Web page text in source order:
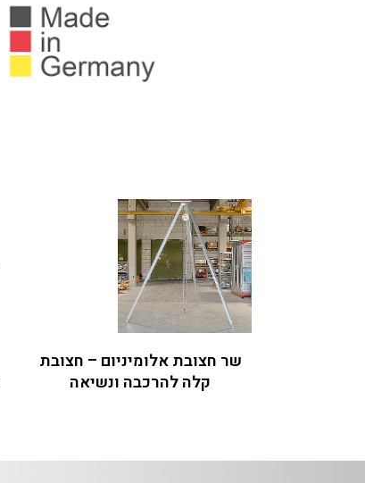
שר חצובת אלומיניום – חצובת
קלה להרכבה ונשיאה